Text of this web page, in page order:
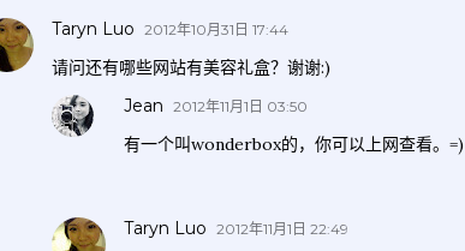
Taryn Luo 2012年10月31日 17:44
请问还有哪些网站有美容礼盒？谢谢:)
Jean 2012年11月1日 03:50
有一个叫wonderbox的，你可以上网查看。=)
Taryn Luo 2012年11月1日 22:49